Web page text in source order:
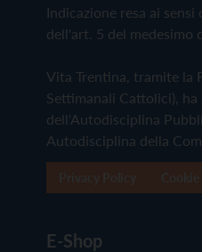
Indicazione resa ai
dell'art. 5 del medesimo
Vita Trentina, tramite la
Settimanali Cattolici),
dell'Autodisciplina
Autodisciplina della
E-Shop